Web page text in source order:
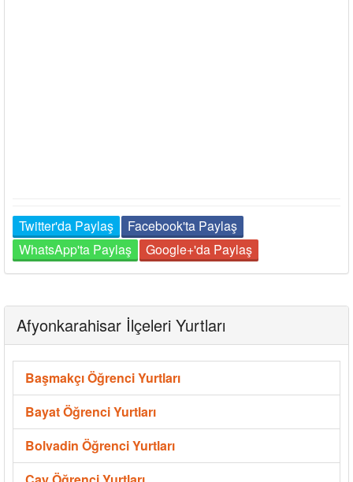
Twitter'da Paylaş
Facebook'ta Paylaş
WhatsApp'ta Paylaş
Google+'da Paylaş
Afyonkarahisar İlçeleri Yurtları
Başmakçı Öğrenci Yurtları
Bayat Öğrenci Yurtları
Bolvadin Öğrenci Yurtları